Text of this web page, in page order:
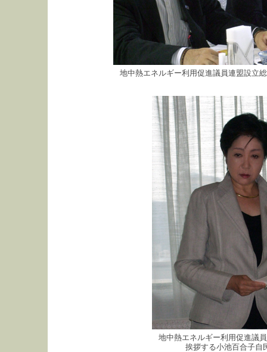
地中熱エネルギー利用促進議員連盟設立
地中熱エネルギー利用促進議
挨拶する小池百合子自